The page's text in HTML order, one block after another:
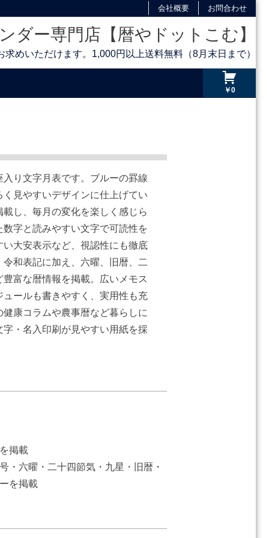
会社概要 お問合わせ
ダー専門店【暦やドットこむ】
めいただけます。1,000円以上送料無料（8月末日まで）
￥0
り文字月表です。ブルーの罫線
見やすいデザインに仕上げてい
し、毎月の変化を楽しく感じら
字と読みやすい文字で可読性を
大安表示など、視認性にも徹底
和表記に加え、六曜、旧暦、二
富な暦情報を掲載。広いメモス
ールも書きやすく、実用性も充
康コラムや農事暦など暮らしに
・名入印刷が見やすい用紙を採
掲載
・六曜・二十四節気・九星・旧暦・
を掲載